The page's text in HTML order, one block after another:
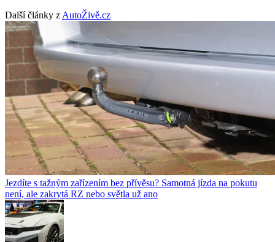
Další články z AutoŽivě.cz
Jezdíte s tažným zařízením bez přívěsu? Samotná jízda na pokutu
není, ale zakrytá RZ nebo světla už ano